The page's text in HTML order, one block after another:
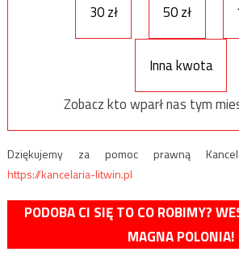
30 zł
50 zł
Inna kwota
Zobacz kto wparł nas tym
Dziękujemy za pomoc prawną
https://kancelaria-litwin.pl
PODOBA CI SIĘ TO CO ROBIMY?
MAGNA POLONIA!